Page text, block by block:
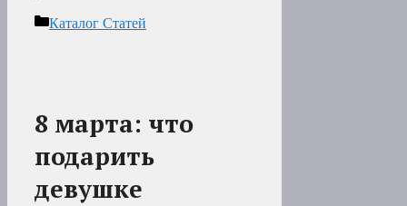
Рубрики
Каталог Статей
8 марта: что
подарить
девушке